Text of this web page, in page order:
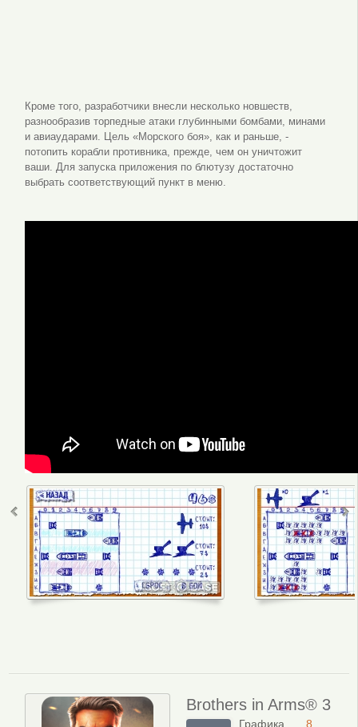
Кроме того, разработчики внесли несколько новшеств,
разнообразив торпедные атаки глубинными бомбами, минами
и авиаударами. Цель «Морского боя», как и раньше, -
потопить корабли противника, прежде, чем он уничтожит
ваши. Для запуска приложения по блютузу достаточно
выбрать соответствующий пункт в меню.
Brothers in Arms® 3
Графика 8